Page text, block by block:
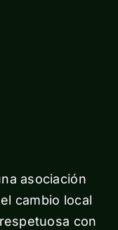
asociación
cambio local
con